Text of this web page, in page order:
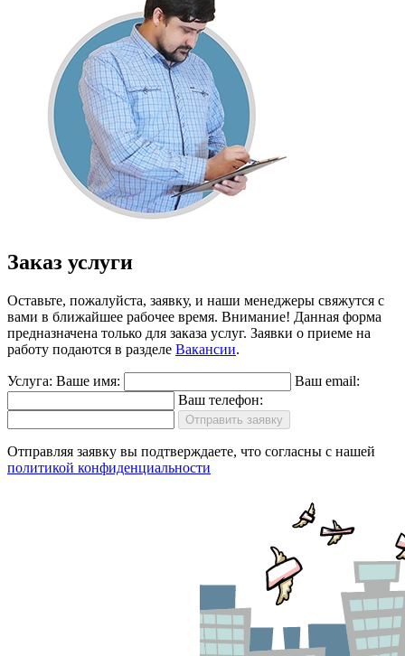
Заказ услуги
Оставьте, пожалуйста, заявку, и наши менеджеры свяжутся с
вами в ближайшее рабочее время. Внимание! Данная форма
предназначена только для заказа услуг. Заявки о приеме на
работу подаются в разделе Вакансии.
Услуга: Ваше имя:
Ваш email:
Ваш телефон:
Отправить заявку
Отправляя заявку вы подтверждаете, что согласны с нашей
политикой конфиденциальности